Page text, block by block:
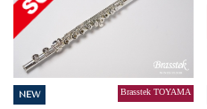
NEW Brasstek TOYAMA